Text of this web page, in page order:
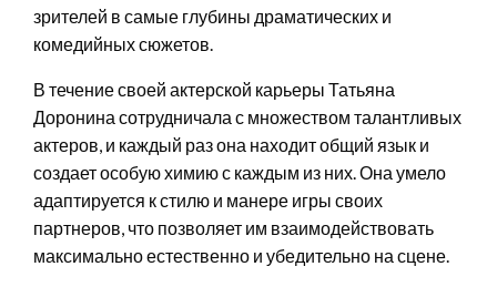
зрителей в самые глубины драматических и
комедийных сюжетов.
В течение своей актерской карьеры Татьяна
Доронина сотрудничала с множеством талантливых
актеров, и каждый раз она находит общий язык и
создает особую химию с каждым из них. Она умело
адаптируется к стилю и манере игры своих
партнеров, что позволяет им взаимодействовать
максимально естественно и убедительно на сцене.